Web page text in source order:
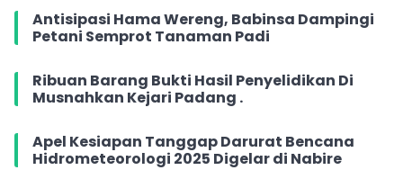
Antisipasi Hama Wereng, Babinsa Dampingi
Petani Semprot Tanaman Padi
Ribuan Barang Bukti Hasil Penyelidikan Di
Musnahkan Kejari Padang .
Apel Kesiapan Tanggap Darurat Bencana
Hidrometeorologi 2025 Digelar di Nabire